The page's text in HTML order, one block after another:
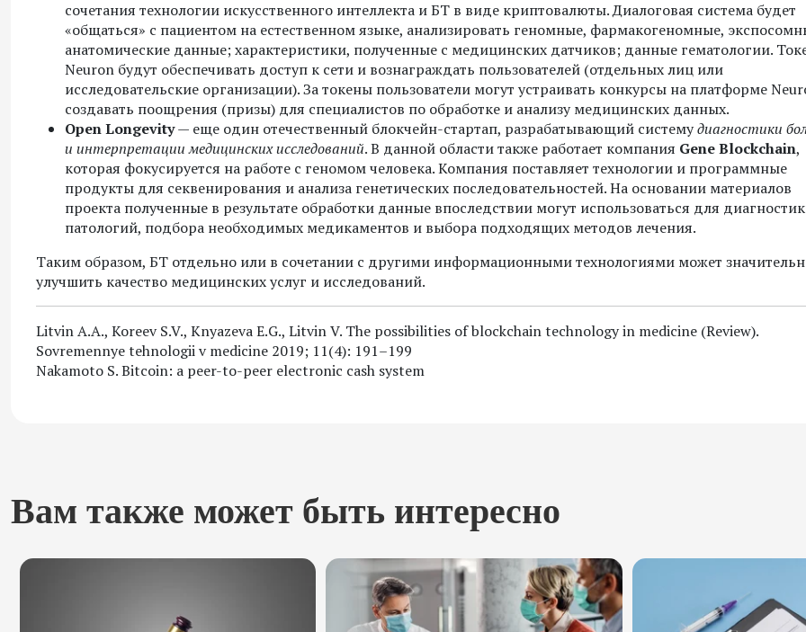
сочетания технологии искусственного интеллекта и БТ в виде криптовалюты. Диалоговая система будет
«общаться» с пациентом на естественном языке, анализировать геномные, фармакогеномные,
анатомические данные; характеристики, полученные с медицинских датчиков; данные гематологии.
Neuron будут обеспечивать доступ к сети и вознаграждать пользователей (отдельных лиц или
исследовательские организации). За токены пользователи могут устраивать конкурсы на платформе
создавать поощрения (призы) для специалистов по обработке и анализу медицинских данных.
Open Longevity— еще один отечественный блокчейн-стартап, разрабатывающий системудиагностики
и интерпретации медицинских исследований. В данной области также работает компания Gene Blockchain,
которая фокусируется на работе с геномом человека. Компания поставляет технологии и программные
продукты для секвенирования и анализа генетических последовательностей. На основании материалов
проекта полученные в результате обработки данные впоследствии могут использоваться для
патологий, подбора необходимых медикаментов и выбора подходящих методов лечения.
Таким образом, БТ отдельно или в сочетании с другими информационными технологиями может
улучшить качество медицинских услуг и исследований.
Litvin A.A., Koreev S.V., Knyazeva E.G., Litvin V. The possibilities of blockchain technology in medicine (Review).
Sovremennye tehnologii v medicine 2019; 11(4): 191–199
Nakamoto S. Bitcoin: a peer-to-peer electronic cash system
Вам также может быть интересно